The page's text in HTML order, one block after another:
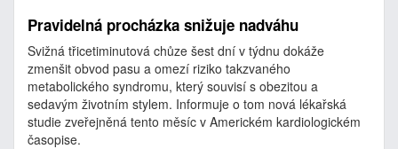
Pravidelná procházka snižuje nadváhu
Svižná třicetiminutová chůze šest dní v týdnu dokáže
zmenšit obvod pasu a omezí riziko takzvaného
metabolického syndromu, který souvisí s obezitou a
sedavým životním stylem. Informuje o tom nová lékařská
studie zveřejněná tento měsíc v Americkém kardiologickém
časopise.